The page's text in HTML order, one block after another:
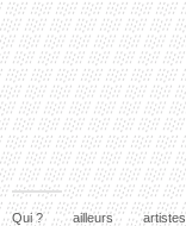
Qui ? ailleurs artistes